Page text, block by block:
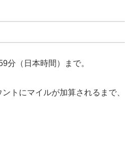
分（日本時間）まで。
トにマイルが加算されるまで、